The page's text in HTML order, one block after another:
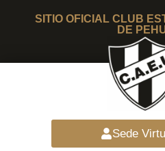
SITIO OFICIAL CLUB
DE
Sede